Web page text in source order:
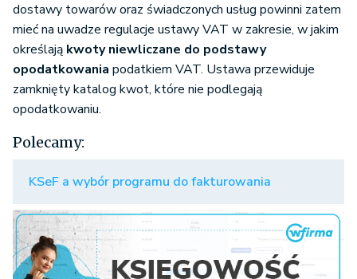
dostawy towarów oraz świadczonych usług powinni zatem
mieć na uwadze regulacje ustawy VAT w zakresie, w jakim
określają kwoty niewliczane do podstawy
opodatkowania podatkiem VAT. Ustawa przewiduje
zamknięty katalog kwot, które nie podlegają
opodatkowaniu.
Polecamy:
KSeF a wybór programu do fakturowania